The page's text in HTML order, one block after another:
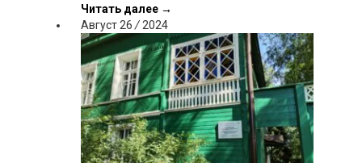
Читать далее →
Август 26 / 2024